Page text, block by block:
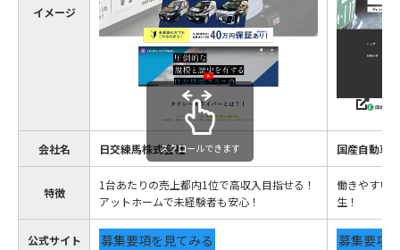
イメージ
会社名 日交練馬株式会社 国産自動車
特徴
1台あたりの売上都内1位で高収入目指せる！
アットホームで未経験者も安心！
働きやすい
生！
公式サイト 募集要項を見てみる 募集要項
スクロールできます